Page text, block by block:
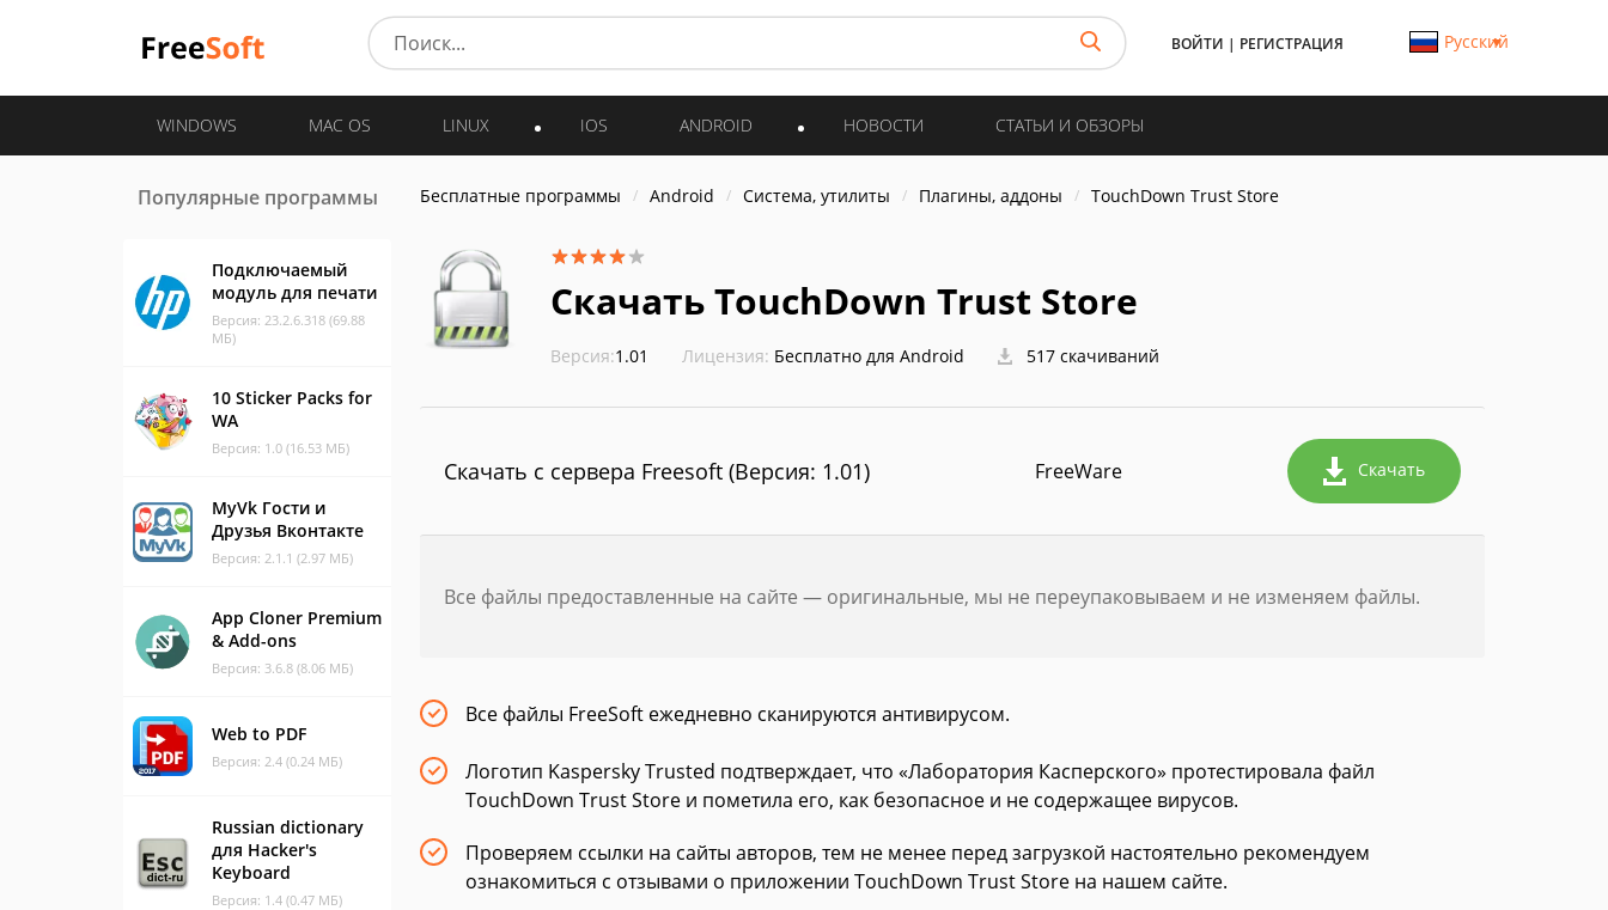
ВОЙТИ | РЕГИСТРАЦИЯ Русский
WINDOWS MAC OS LINUX IOS ANDROID НОВОСТИ СТАТЬИ И ОБЗОРЫ
Популярные программы
Подключаемый
модуль для печати
Версия: 23.2.6.318 (69.88
МБ)
10 Sticker Packs for
WA
Версия: 1.0 (16.53 МБ)
MyVk Гости и
Друзья Вконтакте
Версия: 2.1.1 (2.97 МБ)
App Cloner Premium
& Add-ons
Версия: 3.6.8 (8.06 МБ)
Web to PDF
Версия: 2.4 (0.24 МБ)
Russian dictionary
для Hacker's
Keyboard
Версия: 1.4 (0.47 МБ)
Бесплатные программы Android Система, утилиты Плагины, аддоны TouchDown Trust Store
Скачать TouchDown Trust Store
Версия:1.01 Лицензия: Бесплатно для Android 517 скачиваний
Скачать с сервера Freesoft (Версия: 1.01) FreeWare Скачать
Все файлы предоставленные на сайте — оригинальные, мы не переупаковываем и не изменяем файлы.
Все файлы FreeSoft ежедневно сканируются антивирусом.
Логотип Kaspersky Trusted подтверждает, что «Лаборатория Касперского» протестировала файл
TouchDown Trust Store и пометила его, как безопасное и не содержащее вирусов.
Проверяем ссылки на сайты авторов, тем не менее перед загрузкой настоятельно рекомендуем
ознакомиться с отзывами о приложении TouchDown Trust Store на нашем сайте.